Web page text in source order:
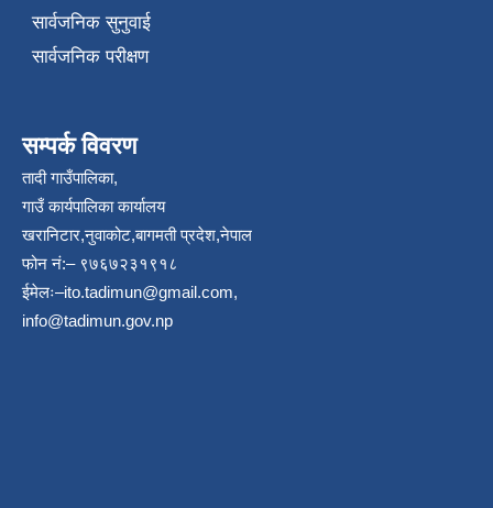
सार्वजनिक सुनुवाई
सार्वजनिक परीक्षण
सम्पर्क विवरण
तादी गाउँपालिका,
गाउँ कार्यपालिका कार्यालय
खरानिटार,नुवाकोट,बागमती प्रदेश,नेपाल
फोन नं:– ९७६७२३१९१८
ईमेलः–ito.tadimun@gmail.com,
info@tadimun.gov.np